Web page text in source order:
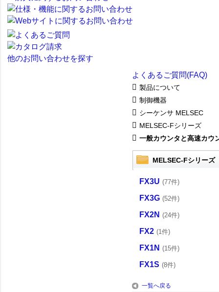
他のお問い合わせを探す
よくあるご質問(FAQ)
製品について
制御機器
シーケンサ MELSEC
MELSEC-Fシリーズ
一般カウンタと高速カウ
MELSEC-Fシリーズ
FX3U (77件)
FX3G (52件)
FX2N (24件)
FX2 (1件)
FX1N (15件)
FX1S (8件)
一覧へ戻る